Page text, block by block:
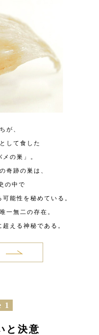
が、
して食した
の巣」。
奇跡の巣は、
の中で
能性を秘めている。
一無二の存在。
える神秘である。
1
と決意